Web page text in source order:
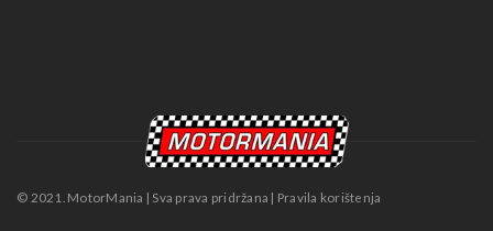
© 2021. MotorMania | Sva prava pridržana | Pravila korištenja